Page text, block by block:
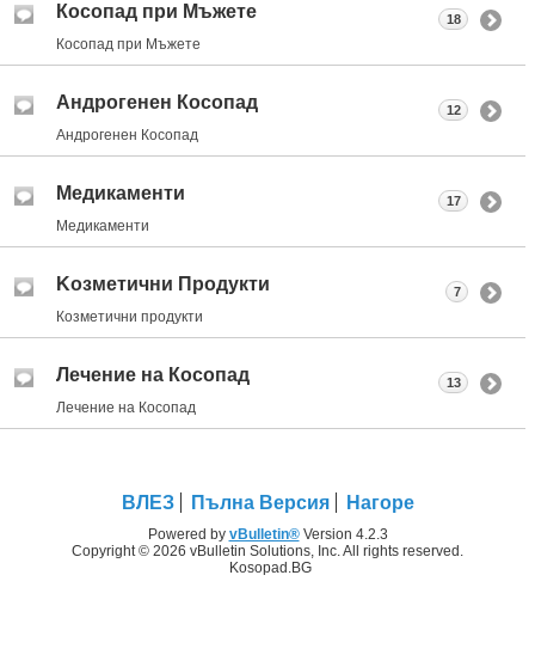
Косопад при Мъжете
Косопад при Мъжете
18
Андрогенен Косопад
Андрогенен Косопад
12
Медикаменти
Медикаменти
17
Kозметични Продукти
Козметични продукти
7
Лечение на Косопад
Лечение на Косопад
13
ВЛЕЗ Пълна Версия Нагоре
Powered by vBulletin®Version 4.2.3
Copyright © 2026 vBulletin Solutions, Inc. All rights reserved.
Kosopad.BG